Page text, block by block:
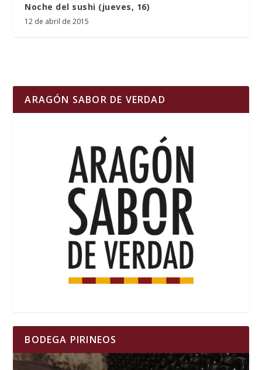
Noche del sushi (jueves, 16)
12 de abril de 2015
ARAGÓN SABOR DE VERDAD
BODEGA PIRINEOS